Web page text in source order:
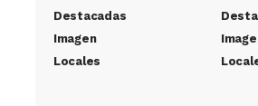
Destacadas
Imagen
Locales